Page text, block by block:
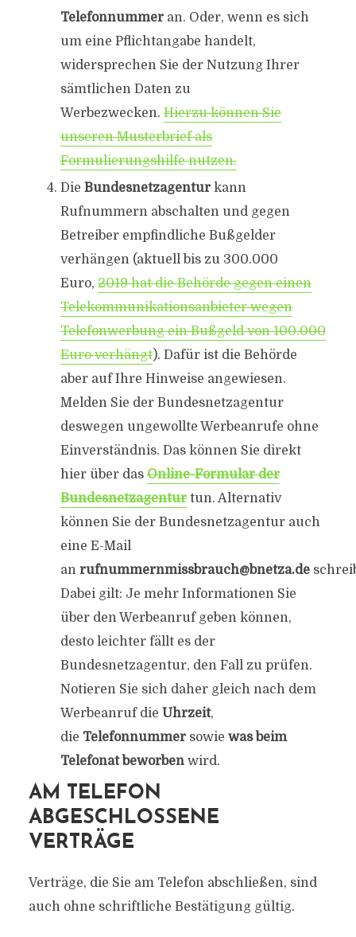
Telefonnummeran. Oder, wenn es sich
um eine Pflichtangabe handelt,
widersprechen Sie der Nutzung Ihrer
sämtlichen Daten zu
Werbezwecken.Hierzu können Sie
unseren Musterbrief als
Formulierungshilfe nutzen.
Die Bundesnetzagentur kann
Rufnummern abschalten und gegen
Betreiber empfindliche Bußgelder
verhängen (aktuell bis zu 300.000
Euro,2019 hat die Behörde gegen einen
Telekommunikationsanbieter wegen
Telefonwerbung ein Bußgeld von 100.000
Euro verhängt). Dafür ist die Behörde
aber auf Ihre Hinweise angewiesen.
Melden Sie der Bundesnetzagentur
deswegen ungewollte Werbeanrufe ohne
Einverständnis. Das können Sie direkt
hier über dasOnline-Formular der
Bundesnetzagenturtun. Alternativ
können Sie der Bundesnetzagentur auch
eine E-Mail
an rufnummernmissbrauch@bnetza.de
Dabei gilt: Je mehr Informationen Sie
über den Werbeanruf geben können,
desto leichter fällt es der
Bundesnetzagentur, den Fall zu prüfen.
Notieren Sie sich daher gleich nach dem
Werbeanruf die Uhrzeit,
die Telefonnummer sowie was beim
Telefonat beworbenwird.
AM TELEFON
ABGESCHLOSSENE
VERTRÄGE
Verträge, die Sie am Telefon abschließen, sind
auch ohne schriftliche Bestätigung gültig.